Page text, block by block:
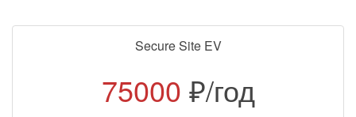
Secure Site EV
75000 ₽/год